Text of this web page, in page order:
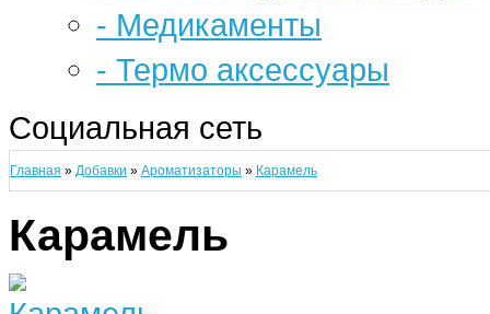
- Медикаменты
- Термо аксессуары
Социальная сеть
Главная » Добавки » Ароматизаторы » Карамель
Карамель